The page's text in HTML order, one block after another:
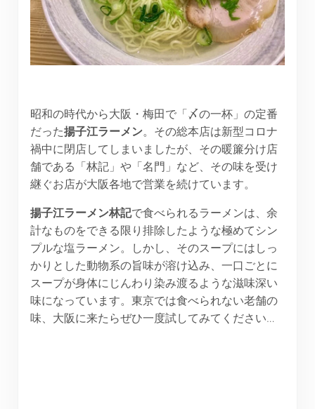
昭和の時代から大阪・梅田で「〆の一杯」の定番
だった揚子江ラーメン。その総本店は新型コロナ
禍中に閉店してしまいましたが、その暖簾分け店
舗である「林記」や「名門」など、その味を受け
継ぐお店が大阪各地で営業を続けています。
揚子江ラーメン林記で食べられるラーメンは、余
計なものをできる限り排除したような極めてシン
プルな塩ラーメン。しかし、そのスープにはしっ
かりとした動物系の旨味が溶け込み、一口ごとに
スープが身体にじんわり染み渡るような滋味深い
味になっています。東京では食べられない老舗の
味、大阪に来たらぜひ一度試してみてください…